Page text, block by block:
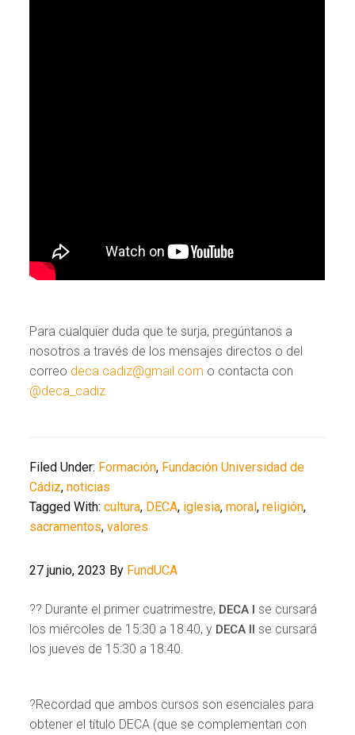
Para cualquier duda que te surja, pregúntanos a
nosotros a través de los mensajes directos o del
correo deca.cadiz@gmail.com o contacta con
@deca_cadiz
Filed Under: Formación, Fundación Universidad de
Cádiz,noticias
Tagged With:cultura, DECA, iglesia,moral,religión,
sacramentos,valores
27 junio, 2023 By FundUCA
?? Durante el primer cuatrimestre, DECA I se cursará
los miércoles de 15:30 a 18:40, y DECA II se cursará
los jueves de 15:30 a 18:40.
?Recordad que ambos cursos son esenciales para
obtener el título DECA (que se complementan con